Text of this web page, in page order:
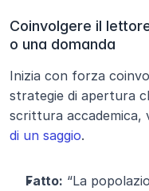
Coinvolgere il
o una domanda
Inizia con forza
strategie di apertura
scrittura accademica,
di un saggio.
Fatto: “La